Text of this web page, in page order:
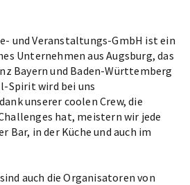
und Veranstaltungs-GmbH ist ein
Unternehmen aus Augsburg, das
Bayern und Baden-Württemberg
Spirit wird bei uns
unserer coolen Crew, die
hat, meistern wir jede
Bar, in der Küche und auch im
auch die Organisatoren von